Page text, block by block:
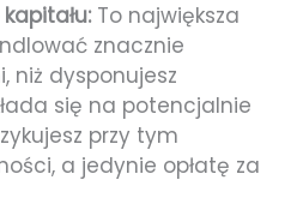
To największa
znacznie
niż dysponujesz
się na potencjalnie
przy tym
a jedynie opłatę za